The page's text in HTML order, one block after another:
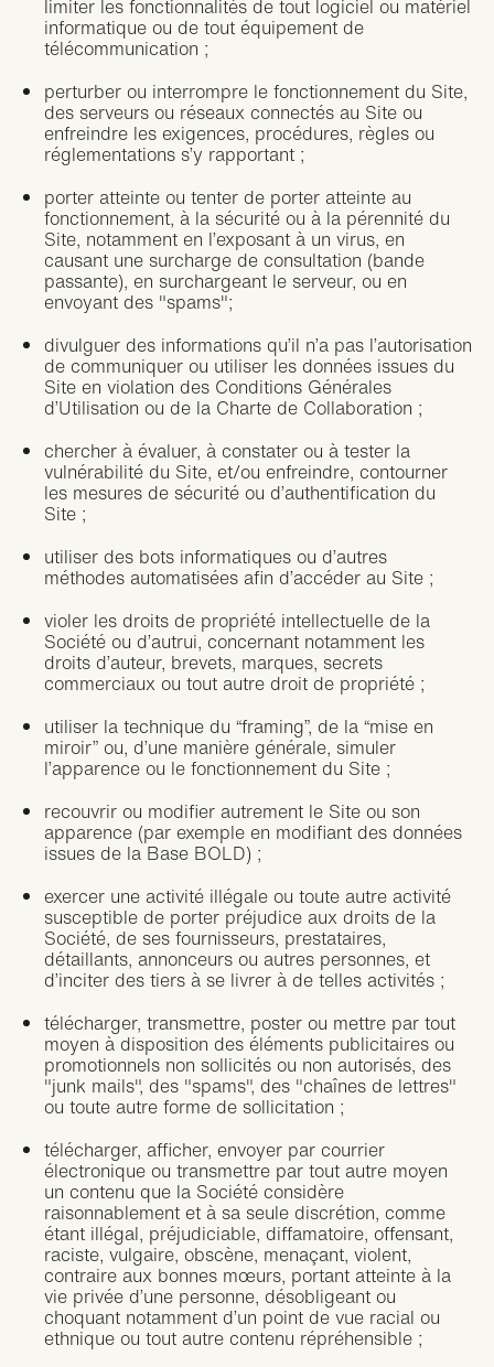
limiter les fonctionnalités de tout logiciel ou matériel
informatique ou de tout équipement de
télécommunication ;
perturber ou interrompre le fonctionnement du Site,
des serveurs ou réseaux connectés au Site ou
enfreindre les exigences, procédures, règles ou
réglementations s’y rapportant ;
porter atteinte ou tenter de porter atteinte au
fonctionnement, à la sécurité ou à la pérennité du
Site, notamment en l’exposant à un virus, en
causant une surcharge de consultation (bande
passante), en surchargeant le serveur, ou en
envoyant des "spams";
divulguer des informations qu’il n’a pas l’autorisation
de communiquer ou utiliser les données issues du
Site en violation des Conditions Générales
d’Utilisation ou de la Charte de Collaboration ;
chercher à évaluer, à constater ou à tester la
vulnérabilité du Site, et/ou enfreindre, contourner
les mesures de sécurité ou d’authentification du
Site ;
utiliser des bots informatiques ou d’autres
méthodes automatisées afin d’accéder au Site ;
violer les droits de propriété intellectuelle de la
Société ou d’autrui, concernant notamment les
droits d’auteur, brevets, marques, secrets
commerciaux ou tout autre droit de propriété ;
utiliser la technique du “framing”, de la “mise en
miroir” ou, d’une manière générale, simuler
l’apparence ou le fonctionnement du Site ;
recouvrir ou modifier autrement le Site ou son
apparence (par exemple en modifiant des données
issues de la Base BOLD) ;
exercer une activité illégale ou toute autre activité
susceptible de porter préjudice aux droits de la
Société, de ses fournisseurs, prestataires,
détaillants, annonceurs ou autres personnes, et
d’inciter des tiers à se livrer à de telles activités ;
télécharger, transmettre, poster ou mettre par tout
moyen à disposition des éléments publicitaires ou
promotionnels non sollicités ou non autorisés, des
"junk mails", des "spams", des "chaînes de lettres"
ou toute autre forme de sollicitation ;
télécharger, afficher, envoyer par courrier
électronique ou transmettre par tout autre moyen
un contenu que la Société considère
raisonnablement et à sa seule discrétion, comme
étant illégal, préjudiciable, diffamatoire, offensant,
raciste, vulgaire, obscène, menaçant, violent,
contraire aux bonnes mœurs, portant atteinte à la
vie privée d’une personne, désobligeant ou
choquant notamment d’un point de vue racial ou
ethnique ou tout autre contenu répréhensible ;